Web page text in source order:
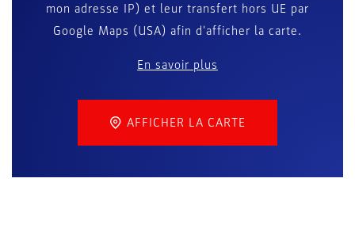
mon adresse IP) et leur transfert hors UE par
Google Maps (USA) afin d'afficher la carte.
En savoir plus
AFFICHER LA CARTE